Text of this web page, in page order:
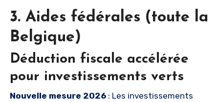
3. Aides fédérales (toute la
Belgique)
Déduction fiscale accélérée
pour investissements verts
Nouvelle mesure 2026 : Les investissements